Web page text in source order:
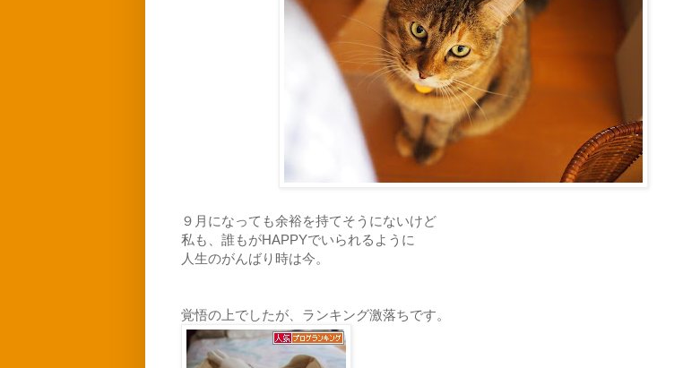
９月になっても余裕を持てそうにないけど
私も、誰もがHAPPYでいられるように
人生のがんばり時は今。
覚悟の上でしたが、ランキング激落ちです。